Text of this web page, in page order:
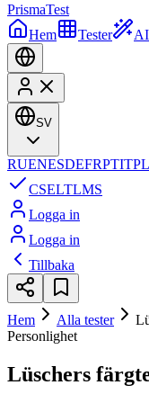
PrismaTest
Hem
Tester
SV
RUENESDEFRPTITPL
CSELTLMS
Logga in
Logga in
Tillbaka
Hem Alla tester
Personlighet
Lüschers